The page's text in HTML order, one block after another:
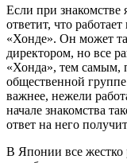
Если при знакомстве
ответит, что
«Хонде». Он может
директором, но все
«Хонда», тем самым,
общественной
важнее, нежели
начале знакомства
ответ на него
В Японии все жестко